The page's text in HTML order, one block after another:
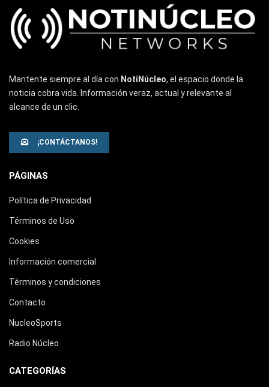
Mantente siempre al día con NotiNúcleo, el espacio donde la
noticia cobra vida. Información veraz, actual y relevante al
alcance de un clic.
¡CONTÁCTANOS!
PÁGINAS
Política de Privacidad
Términos de Uso
Cookies
Información comercial
Términos y condiciones
Contacto
NucleoSports
Radio Núcleo
CATEGORÍAS